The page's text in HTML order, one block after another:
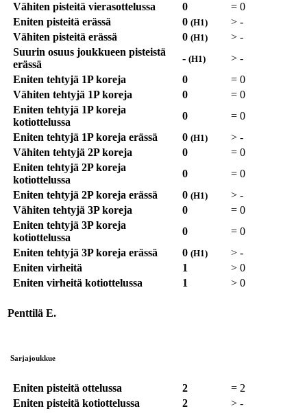
Vähiten pisteitä vierasottelussa
0 = 0
Eniten pisteitä erässä
0 (H1) > -
Vähiten pisteitä erässä
0 (H1) > -
Suurin osuus joukkueen pisteistä
erässä
- (H1) > -
Eniten tehtyjä 1P koreja
0 = 0
Vähiten tehtyjä 1P koreja
0 = 0
Eniten tehtyjä 1P koreja
kotiottelussa
0 = 0
Eniten tehtyjä 1P koreja erässä
0 (H1) > -
Vähiten tehtyjä 2P koreja
0 = 0
Eniten tehtyjä 2P koreja
kotiottelussa
0 = 0
Eniten tehtyjä 2P koreja erässä
0 (H1) > -
Vähiten tehtyjä 3P koreja
0 = 0
Eniten tehtyjä 3P koreja
kotiottelussa
0 = 0
Eniten tehtyjä 3P koreja erässä
0 (H1) > -
Eniten virheitä
1 > 0
Eniten virheitä kotiottelussa
1 > 0
Penttilä E.
Sarjajoukkue
Eniten pisteitä ottelussa 2 = 2
Eniten pisteitä kotiottelussa
2 > -